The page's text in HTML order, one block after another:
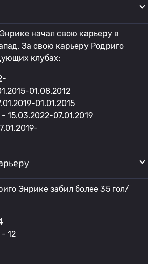
начал свою карьеру в
За свою карьеру Родриго
клубах:
01.08.2012
01.01.2015
- 15.03.2022-07.01.2019
Энрике забил более 35 гол/
- 12